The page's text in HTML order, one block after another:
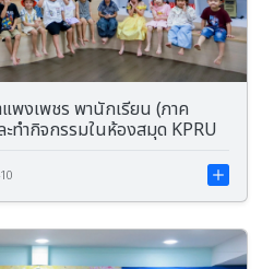
พงเพชร พานักเรียน (ภาค
ทำกิจกรรมในห้องสมุด KPRU